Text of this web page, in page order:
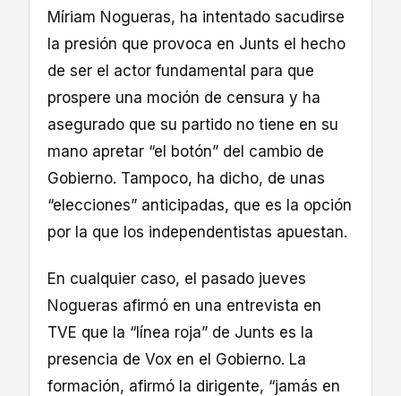
Míriam Nogueras, ha intentado sacudirse
la presión que provoca en Junts el hecho
de ser el actor fundamental para que
prospere una moción de censura y ha
asegurado que su partido no tiene en su
mano apretar “el botón” del cambio de
Gobierno. Tampoco, ha dicho, de unas
“elecciones” anticipadas, que es la opción
por la que los independentistas apuestan.
En cualquier caso, el pasado jueves
Nogueras afirmó en una entrevista en
TVE que la “línea roja” de Junts es la
presencia de Vox en el Gobierno. La
formación, afirmó la dirigente, “jamás en